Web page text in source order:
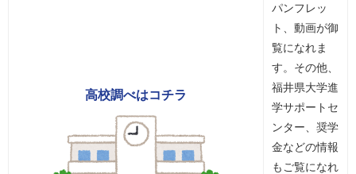
高校調べはコチラ
パンフレッ
ト、動画が御
覧になれま
す。その他、
福井県大学進
学サポートセ
ンター、奨学
金などの情報
もご覧になれ